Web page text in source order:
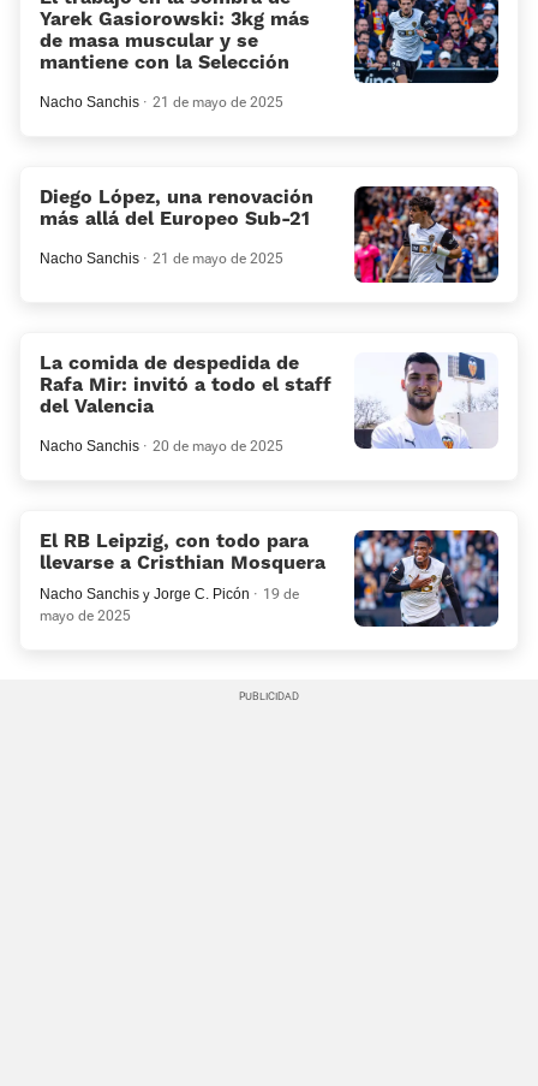
Yarek Gasiorowski: 3kg más
de masa muscular y se
mantiene con la Selección
Nacho Sanchis 21 de mayo de 2025
Diego López, una renovación
más allá del Europeo Sub-21
Nacho Sanchis 21 de mayo de 2025
La comida de despedida de
Rafa Mir: invitó a todo el staff
del Valencia
Nacho Sanchis 20 de mayo de 2025
El RB Leipzig, con todo para
llevarse a Cristhian Mosquera
Nacho Sanchis y Jorge C. Picón
19 de
mayo de 2025